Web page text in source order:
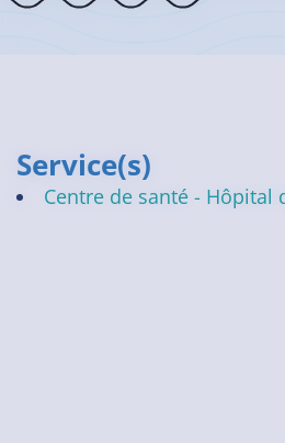
Service(s)
Centre de santé -